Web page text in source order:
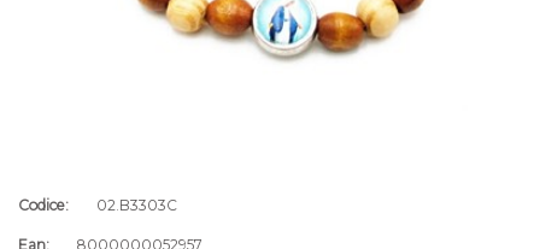
Codice: 02.B3303C
Ean: 8000000052957